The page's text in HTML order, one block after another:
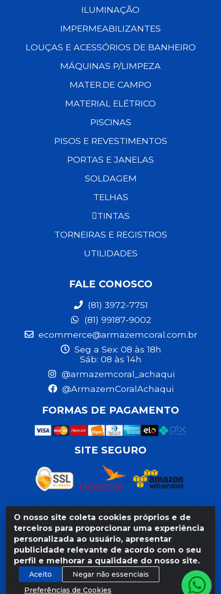
O nosso site coleta cookies próprios e de
terceiros para proporcionar uma experiência
personalizada ao usuário, apresentar
publicidade relevante de acordo com o seu
perfil e melhorar a qualidade do nosso site.
Aceito
Negar não essenciais
Preferências de Cookies
ILUMINAÇÃO
IMPERMEABILIZANTES
LOUÇAS E ACESSÓRIOS DE BANHEIRO
MÁQUINAS P/LIMPEZA
MATER.DE CAMPO
MATERIAL ELÉTRICO
PISCINAS
PISOS E REVESTIMENTOS
PORTAS E JANELAS
SOLDAGEM
TELHAS
TINTAS
TORNEIRAS E REGISTROS
UTILIDADES
FALE CONOSCO
(81) 3972-7751
(81) 99187-9002
ecommerce@armazemcoral.com.br
Seg a Sex: 08 às 18h
Sáb: 08 às 14h
@armazemcoral_achaqui
@ArmazemCoralAchaqui
FORMAS DE PAGAMENTO
SITE SEGURO
Razão Social: Armazém Coral LTDA - Rua da Praia, 103 -
São José - Recife/PE - CEP 50020-550 - CNPJ
11.623.188/0027-80